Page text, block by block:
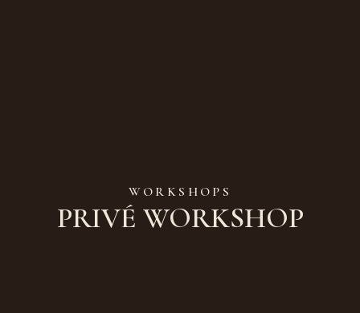
WORKSHOPS
PRIVÉ WORKSHOP